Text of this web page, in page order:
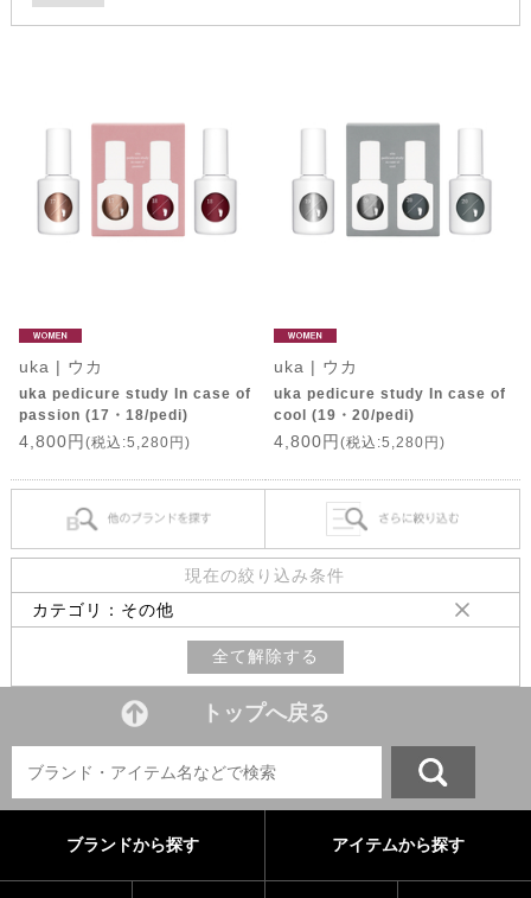
uka | ウカ
uka pedicure study In case of
passion (17・18/pedi)
4,800円 (税込:5,280円)
uka | ウカ
uka pedicure study In case of
cool (19・20/pedi)
4,800円 (税込:5,280円)
現在の絞り込み条件
カテゴリ：その他
全て解除する
トップへ戻る
ブランドから探す アイテムから探す